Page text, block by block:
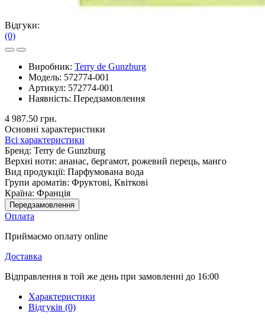
Відгуки:
(0)
Виробник: Terry de Gunzburg
Модель: 572774-001
Артикул: 572774-001
Наявність: Передзамовлення
4 987.50 грн.
Основні характеристики
Всі характеристики
Бренд: Terry de Gunzburg
Верхні ноти: ананас, бергамот, рожевий перець, манго
Вид продукції: Парфумована вода
Групи ароматів: Фруктові, Квіткові
Країна: Франція
Передзамовлення
Оплата
Приймаємо оплату online
Доставка
Відправлення в той же день при замовленні до 16:00
Характеристики
Відгуків (0)